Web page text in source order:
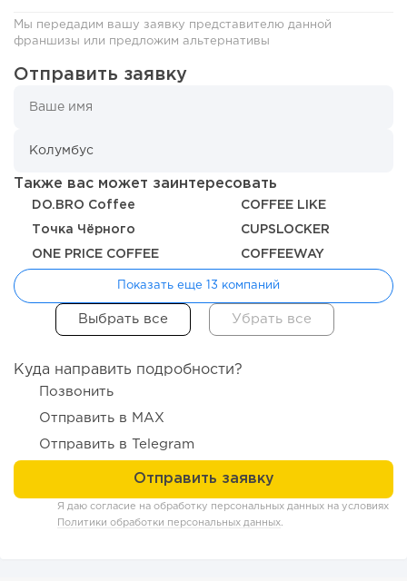
109
От стартапа за 30 тысяч рублей до бизнеса стоимостью
миллиарды:...
Мы передадим вашу заявку представителю данной
франшизы или предложим альтернативы
Отправить заявку
Также вас может заинтересовать
DO.BRO Coffee COFFEE LIKE
Точка Чёрного CUPSLOCKER
ONE PRICE COFFEE COFFEEWAY
Показать еще 13 компаний
Куда направить подробности?
Позвонить
Отправить в MAX
Отправить в Telegram
Я даю согласие на обработку персональных данных на условиях
Политики обработки персональных данных